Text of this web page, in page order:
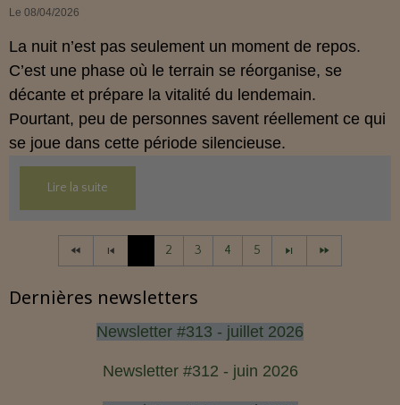
Le 08/04/2026
La nuit n’est pas seulement un moment de repos.
C’est une phase où le terrain se réorganise, se
décante et prépare la vitalité du lendemain.
Pourtant, peu de personnes savent réellement ce qui
se joue dans cette période silencieuse.
Lire la suite
2 3 4 5
Dernières newsletters
Newsletter #313 - juillet 2026
Newsletter #312 - juin 2026